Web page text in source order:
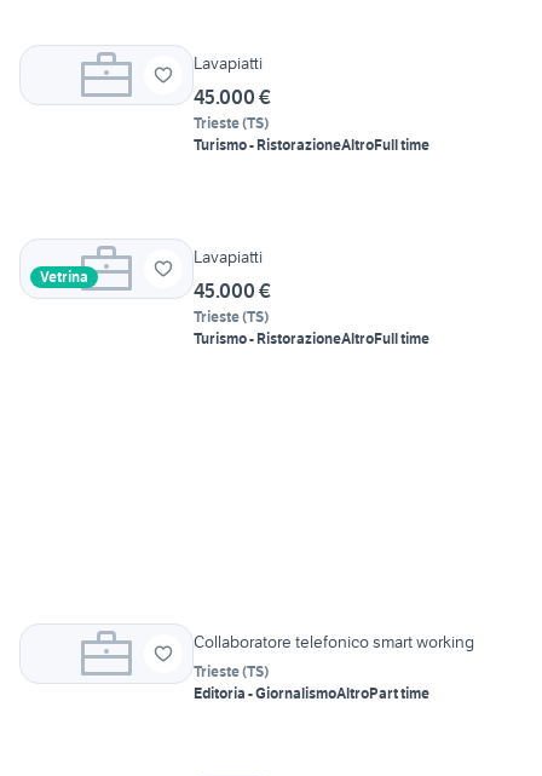
Lavapiatti
45.000 €
Trieste(TS)
Turismo - RistorazioneAltroFull time
Vetrina
Lavapiatti
45.000 €
Trieste(TS)
Turismo - RistorazioneAltroFull time
Collaboratore telefonico smart working
Trieste(TS)
Editoria - GiornalismoAltroPart time